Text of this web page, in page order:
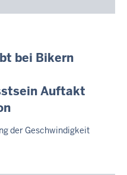
bei Bikern
Auftakt
der Geschwindigkeit